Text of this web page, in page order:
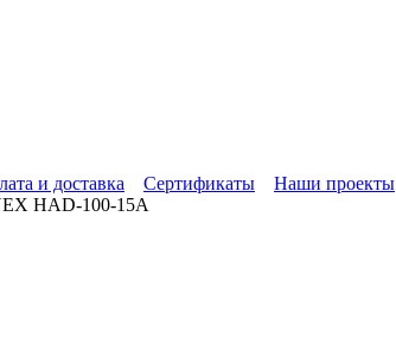
и доставка Сертификаты Наши проекты
HAD-100-15A